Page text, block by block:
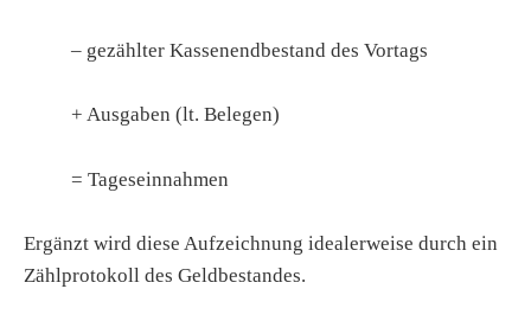
– gezählter Kassenendbestand des Vortags
+ Ausgaben (lt. Belegen)
= Tageseinnahmen
Ergänzt wird diese Aufzeichnung idealerweise durch ein
Zählprotokoll des Geldbestandes.